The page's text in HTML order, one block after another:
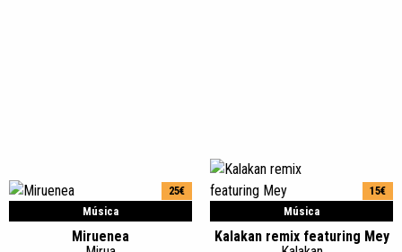
Música
25€
Miruenea
Música
15€
Kalakan remix featuring Mey